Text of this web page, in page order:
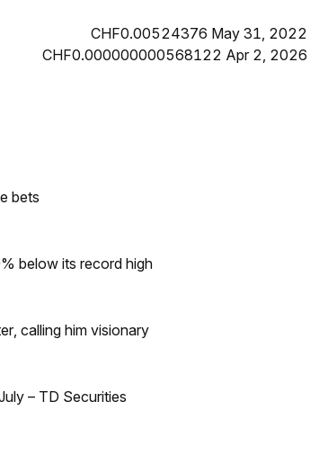
CHF0.00524376 May 31, 2022
CHF0.000000000568122 Apr 2, 2026
bets
below its record high
calling him visionary
– TD Securities